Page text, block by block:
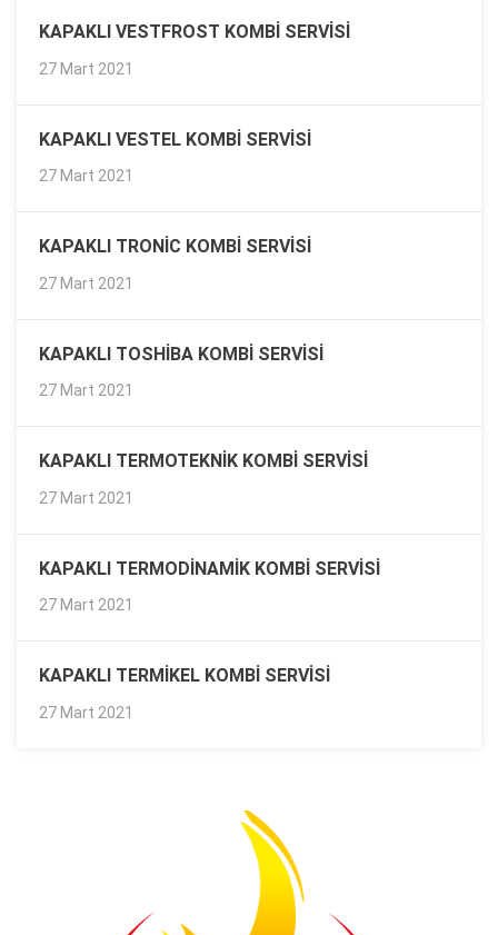
KAPAKLI VESTFROST KOMBI SERVISI
27 Mart 2021
KAPAKLI VESTEL KOMBI SERVISI
27 Mart 2021
KAPAKLI TRONIC KOMBI SERVISI
27 Mart 2021
KAPAKLI TOSHIBA KOMBI SERVISI
27 Mart 2021
KAPAKLI TERMOTEKNIK KOMBI SERVISI
27 Mart 2021
KAPAKLI TERMODINAMIK KOMBI SERVISI
27 Mart 2021
KAPAKLI TERMIKEL KOMBI SERVISI
27 Mart 2021